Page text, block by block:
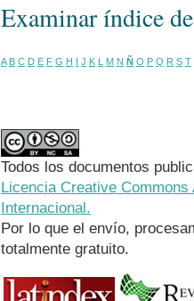
Examinar índice
A B C D E F G H I J K L M N Ñ O P Q R S T
Todos los documentos
Licencia Creative
Internacional.
Por lo que el envío,
totalmente gratuito.